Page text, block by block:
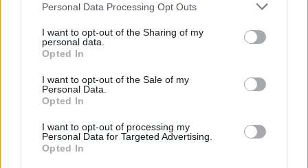
Personal Data Processing Opt Outs
I want to opt-out of the Sharing of my
personal data.
Opted In
I want to opt-out of the Sale of my
Personal Data.
Opted In
I want to opt-out of processing my
Personal Data for Targeted Advertising.
Opted In
Ομορφιά,Σχέσεις και φυσικά Celebrities
στο νέο
Pink.gr!
Ακολουθήστε το E-Radio.gr και στο Instagram